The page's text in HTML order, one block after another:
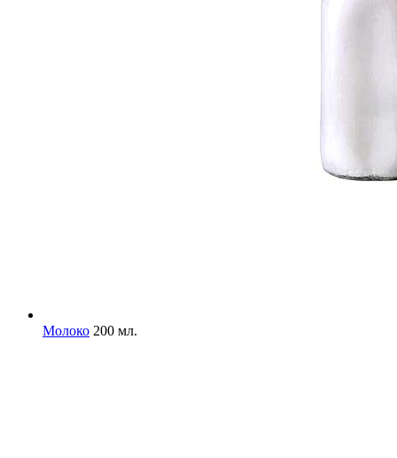
Молоко 200 мл.